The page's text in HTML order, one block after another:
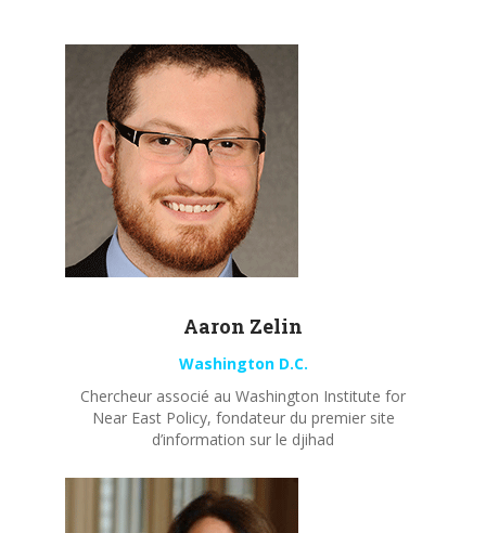
Aaron Zelin
Washington D.C.
Chercheur associé au Washington Institute for
Near East Policy, fondateur du premier site
d’information sur le djihad